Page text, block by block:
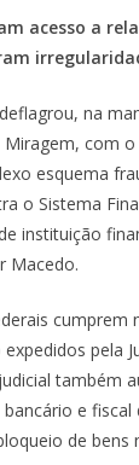
acesso a
na
Miragem, com
esquema
o Sistema
instituição
Macedo.
cumprem
pela
também
e fiscal
de bens